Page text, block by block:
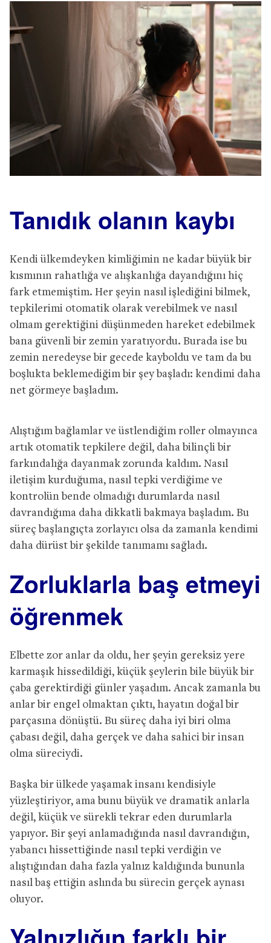
Tanıdık olanın kaybı
Kendi ülkemdeyken kimliğimin ne kadar büyük bir
kısmının rahatlığa ve alışkanlığa dayandığını hiç
fark etmemiştim. Her şeyin nasıl işlediğini bilmek,
tepkilerimi otomatik olarak verebilmek ve nasıl
olmam gerektiğini düşünmeden hareket edebilmek
bana güvenli bir zemin yaratıyordu. Burada ise bu
zemin neredeyse bir gecede kayboldu ve tam da bu
boşlukta beklemediğim bir şey başladı: kendimi daha
net görmeye başladım.
Alıştığım bağlamlar ve üstlendiğim roller olmayınca
artık otomatik tepkilere değil, daha bilinçli bir
farkındalığa dayanmak zorunda kaldım. Nasıl
iletişim kurduğuma, nasıl tepki verdiğime ve
kontrolün bende olmadığı durumlarda nasıl
davrandığıma daha dikkatli bakmaya başladım. Bu
süreç başlangıçta zorlayıcı olsa da zamanla kendimi
daha dürüst bir şekilde tanımamı sağladı.
Zorluklarla baş etmeyi
öğrenmek
Elbette zor anlar da oldu, her şeyin gereksiz yere
karmaşık hissedildiği, küçük şeylerin bile büyük bir
çaba gerektirdiği günler yaşadım. Ancak zamanla bu
anlar bir engel olmaktan çıktı, hayatın doğal bir
parçasına dönüştü. Bu süreç daha iyi biri olma
çabası değil, daha gerçek ve daha sahici bir insan
olma süreciydi.
Başka bir ülkede yaşamak insanı kendisiyle
yüzleştiriyor, ama bunu büyük ve dramatik anlarla
değil, küçük ve sürekli tekrar eden durumlarla
yapıyor. Bir şeyi anlamadığında nasıl davrandığın,
yabancı hissettiğinde nasıl tepki verdiğin ve
alıştığından daha fazla yalnız kaldığında bununla
nasıl baş ettiğin aslında bu sürecin gerçek aynası
oluyor.